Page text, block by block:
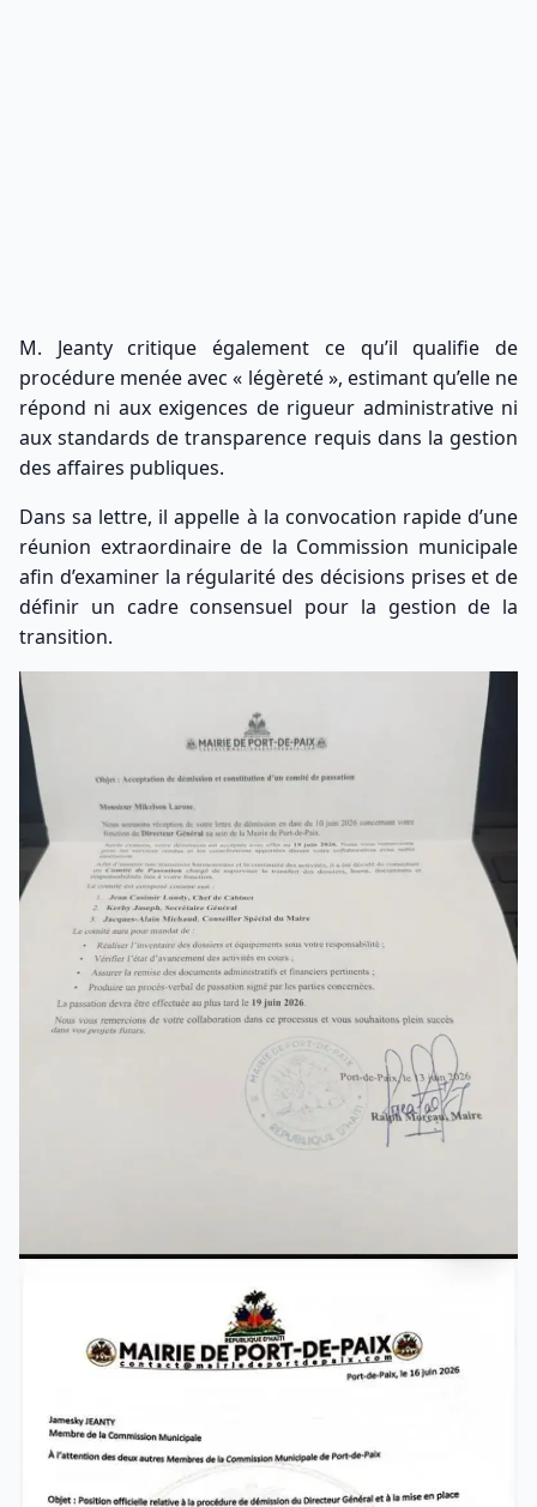
M. Jeanty critique également ce qu’il qualifie de
procédure menée avec « légèreté », estimant qu’elle ne
répond ni aux exigences de rigueur administrative ni
aux standards de transparence requis dans la gestion
des affaires publiques.
Dans sa lettre, il appelle à la convocation rapide d’une
réunion extraordinaire de la Commission municipale
afin d’examiner la régularité des décisions prises et de
définir un cadre consensuel pour la gestion de la
transition.